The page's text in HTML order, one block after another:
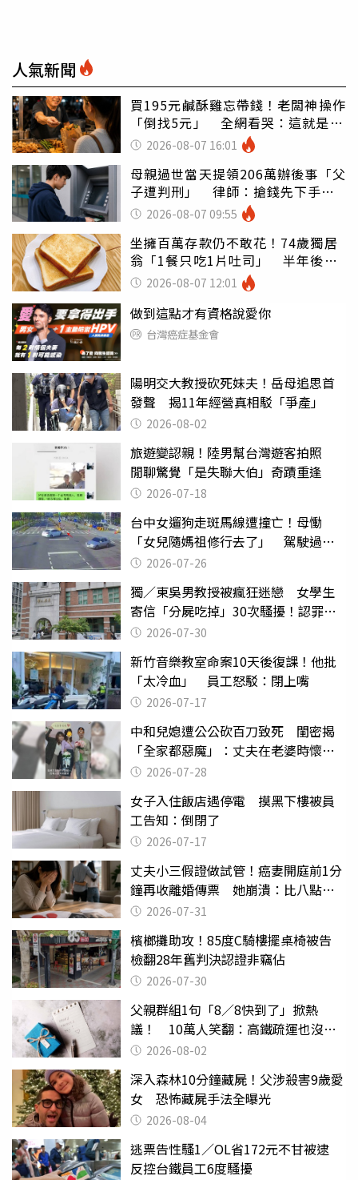
人氣新聞
買195元鹹酥雞忘帶錢！老闆神操作
「倒找5元」 全網看哭：這就是台
灣 2026-08-07 16:01
母親過世當天提領206萬辦後事「父
子遭判刑」 律師：搶錢先下手是
罪 2026-08-07 09:55
坐擁百萬存款仍不敢花！74歲獨居
翁「1餐只吃1片吐司」 半年後暴
瘦嚇壞女兒
2026-08-07 12:01
做到這點才有資格說愛你
台灣癌症基金會
陽明交大教授砍死妹夫！岳母追思首
發聲 揭11年經營真相駁「爭產」
2026-08-02
旅遊變認親！陸男幫台灣遊客拍照
閒聊驚覺「是失聯大伯」奇蹟重逢
2026-07-18
台中女遛狗走斑馬線遭撞亡！母慟
「女兒隨媽祖修行去了」 駕駛過失
致死判9月
2026-07-26
獨／東吳男教授被瘋狂迷戀 女學生
寄信「分屍吃掉」30次騷擾！認罪免
關 2026-07-30
新竹音樂教室命案10天後復課！他批
「太冷血」 員工怒駁：閉上嘴
2026-07-17
中和兒媳遭公公砍百刀致死 閨密揭
「全家都惡魔」：丈夫在老婆時懷孕
摔東西
2026-07-28
女子入住飯店遇停電 摸黑下樓被員
工告知：倒閉了
2026-07-17
丈夫小三假證做試管！癌妻開庭前1分
鐘再收離婚傳票 她崩潰：比八點檔
還扯2026-07-31
檳榔攤助攻！85度C騎樓擺桌椅被告
檢翻28年舊判決認證非竊佔
2026-07-30
父親群組1句「8／8快到了」掀熱
議！ 10萬人笑翻：高鐵疏運也沒列
父親節
2026-08-02
深入森林10分鐘藏屍！父涉殺害9歲愛
女 恐怖藏屍手法全曝光
2026-08-04
逃票告性騷1／OL省172元不甘被逮
反控台鐵員工6度騷擾